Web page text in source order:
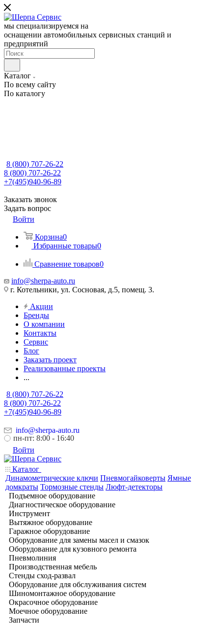
мы специализируемся на
оснащении автомобильных сервисных станций и
предприятий
Каталог
По всему сайту
По каталогу
8 (800) 707-26-22
8 (800) 707-26-22
+7(495)940-96-89
Заказать звонок
Задать вопрос
Войти
Корзина0
Избранные товары0
Сравнение товаров0
info@sherpa-auto.ru
г. Котельники, ул. Сосновая, д.5, помещ. 3.
Акции
Бренды
О компании
Контакты
Сервис
Блог
Заказать проект
Реализованные проекты
...
8 (800) 707-26-22
8 (800) 707-26-22
+7(495)940-96-89
info@sherpa-auto.ru
пн-пт: 8:00 - 16:40
Войти
Каталог
Динамометрические ключи Пневмогайковерты Ямные
домкраты Тормозные стенды Люфт-детекторы
Подъемное оборудование
Диагностическое оборудование
Инструмент
Вытяжное оборудование
Гаражное оборудование
Оборудование для замены масел и смазок
Оборудование для кузовного ремонта
Пневмолиния
Производственная мебель
Стенды сход-развал
Оборудование для обслуживания систем
Шиномонтажное оборудование
Окрасочное оборудование
Моечное оборудование
Запчасти